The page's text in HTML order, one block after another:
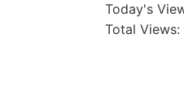
Today's
Total Views: